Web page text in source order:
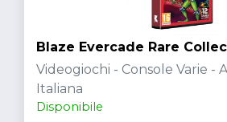
Blaze Evercade Rare
Videogiochi - Console Varie -
Italiana
Disponibile